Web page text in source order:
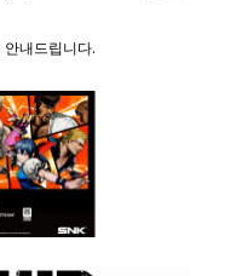
내드립니다.